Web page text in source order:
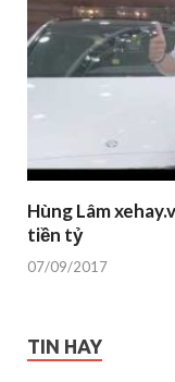
Hùng Lâm
tiền tỷ
07/09/2017
TIN HAY